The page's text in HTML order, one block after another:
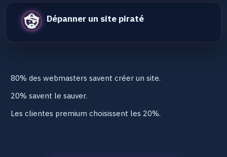
Dépanner un site piraté
80% des webmasters savent créer un site.
20% savent le sauver.
Les clientes premium choisissent les 20%.